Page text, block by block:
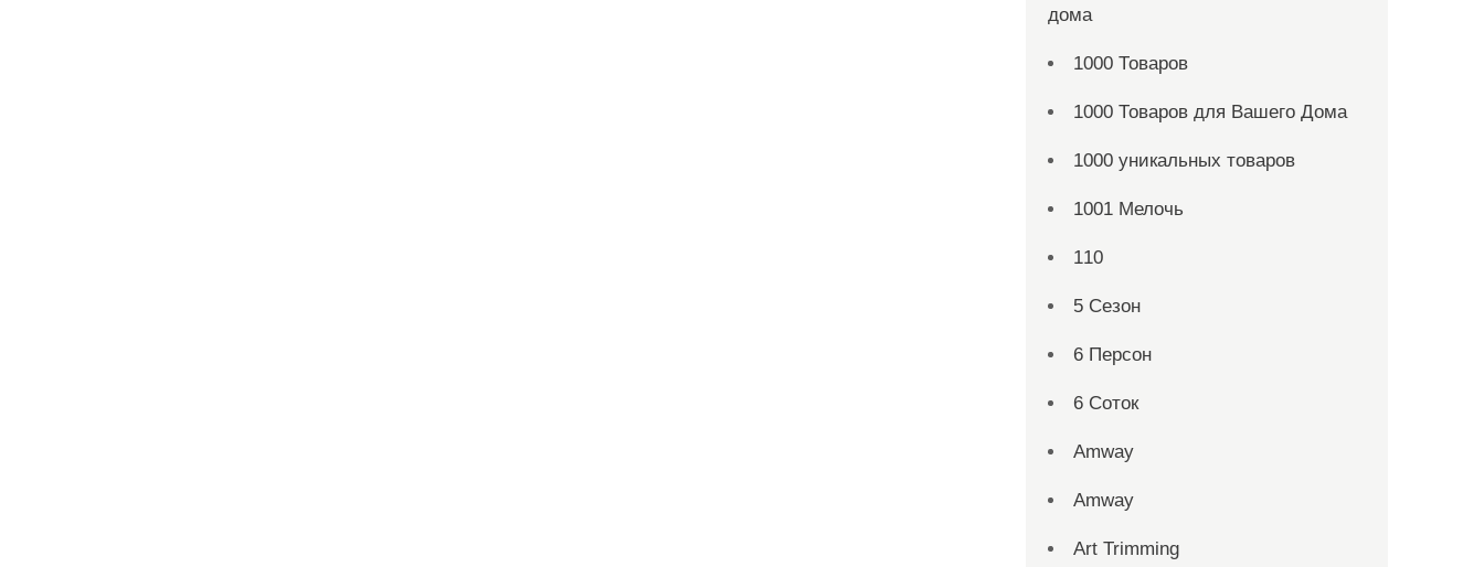
дома
1000 Товаров
1000 Товаров для Вашего Дома
1000 уникальных товаров
1001 Мелочь
110
5 Сезон
6 Персон
6 Соток
Amway
Amway
Art Trimming